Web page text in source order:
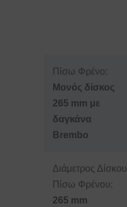
Πίσω Φρένο:
Μονός δίσκος
265 mm με
δαγκάνα
Brembo
Διάμετρος Δίσκου
Πίσω Φρένου:
265 mm